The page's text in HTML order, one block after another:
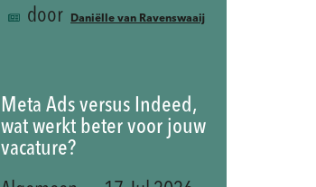
door
Daniëlle van Ravenswaaij
Meta Ads versus Indeed,
wat werkt beter voor jouw
vacature?